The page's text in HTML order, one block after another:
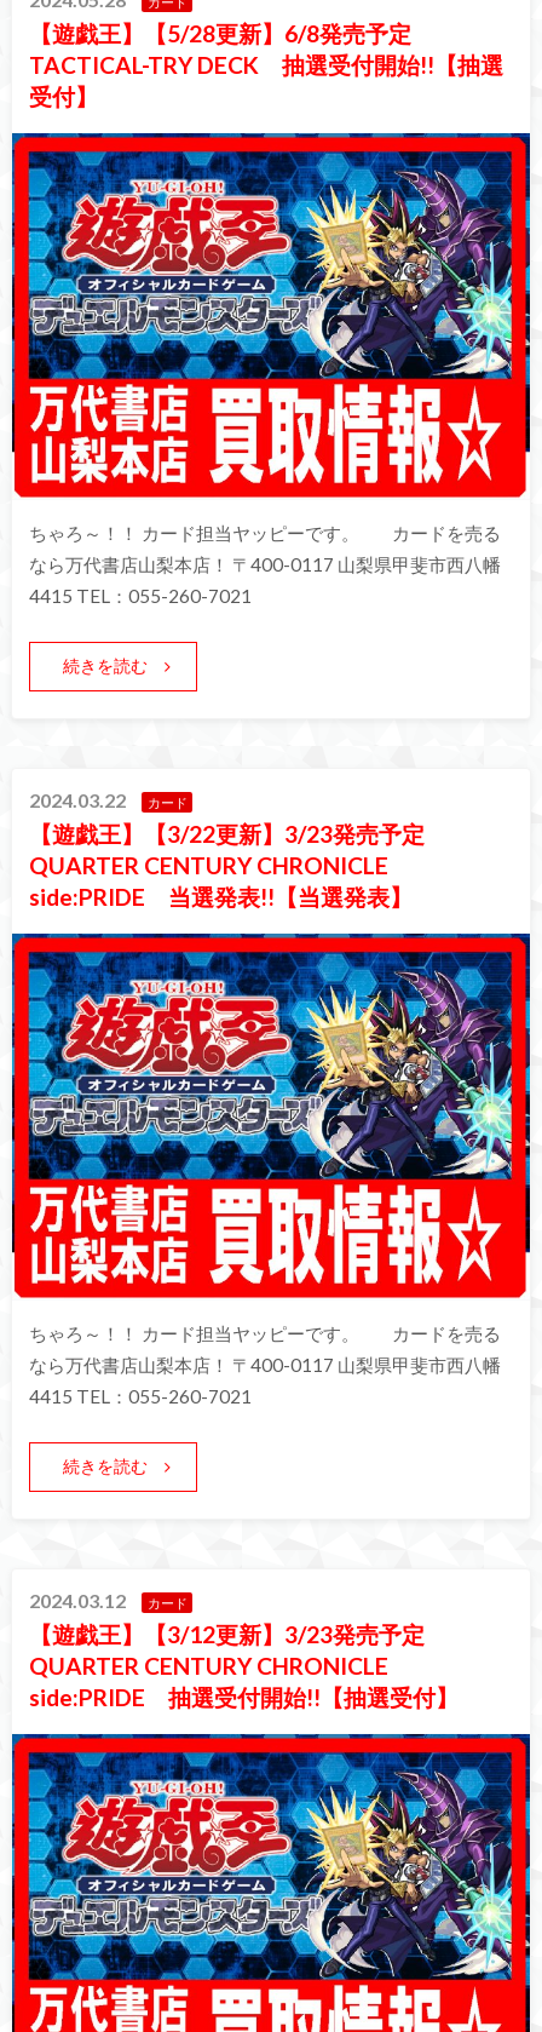
【遊戯王】【5/28更新】6/8発売予定
TACTICAL-TRY DECK 抽選受付開始!!【抽選
受付】
ちゃろ～！！ カード担当ヤッピーです。 カードを売る
なら万代書店山梨本店！ 〒400-0117 山梨県甲斐市西八幡
4415 TEL：055-260-7021
続きを読む
2024.03.22 カード
【遊戯王】【3/22更新】3/23発売予定
QUARTER CENTURY CHRONICLE
side:PRIDE 当選発表!!【当選発表】
ちゃろ～！！ カード担当ヤッピーです。 カードを売る
なら万代書店山梨本店！ 〒400-0117 山梨県甲斐市西八幡
4415 TEL：055-260-7021
続きを読む
2024.03.12 カード
【遊戯王】【3/12更新】3/23発売予定
QUARTER CENTURY CHRONICLE
side:PRIDE 抽選受付開始!!【抽選受付】